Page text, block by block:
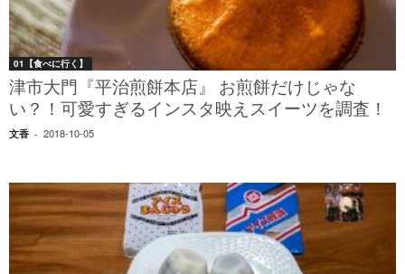
01【食べに行く】
津市大門『平治煎餅本店』 お煎餅だけじゃな
い？！可愛すぎるインスタ映えスイーツを調査！
文香 - 2018-10-05